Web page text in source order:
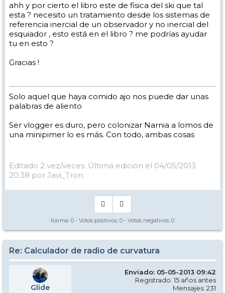
ahh y por cierto el libro este de fisica del ski que tal
esta ? necesito un tratamiento desde los sistemas de
referencia inercial de un observador y no inercial del
esquiador , esto está en el libro ? me podrías ayudar
tu en esto ?
Gracias !
Solo aquel que haya comido ajo nos puede dar unas
palabras de aliento
Ser vlogger es duro, pero colonizar Narnia a lomos de
una minipimer lo es más. Con todo, ambas cosas
intento hacer.
de la pista
Los caminos del esquí son inescrotables ...
Editado 2 vez/veces. Última edición el 04/05/2013
20:38 por Javi_Tron.
Karma: 0 - Votos positivos: 0 - Votos negativos: 0
Re: Calculador de radio de curvatura
Glide
Enviado: 05-05-2013 09:42
Registrado: 15 años antes
Mensajes: 231